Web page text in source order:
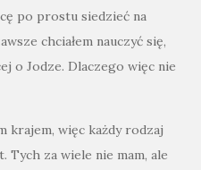
po prostu siedzieć na
chciałem nauczyć się,
o Jodze. Dlaczego więc nie
krajem, więc każdy rodzaj
za wiele nie mam, ale